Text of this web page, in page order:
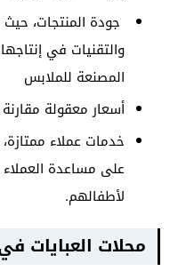
جودة المنتجات،
والتقنيات في
المصنعة للملابس
أسعار معقولة
خدمات عملاء
على مساعدة العملاء
لأطفالهم.
محلات العبايات